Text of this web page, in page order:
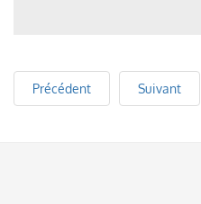
Précédent Suivant